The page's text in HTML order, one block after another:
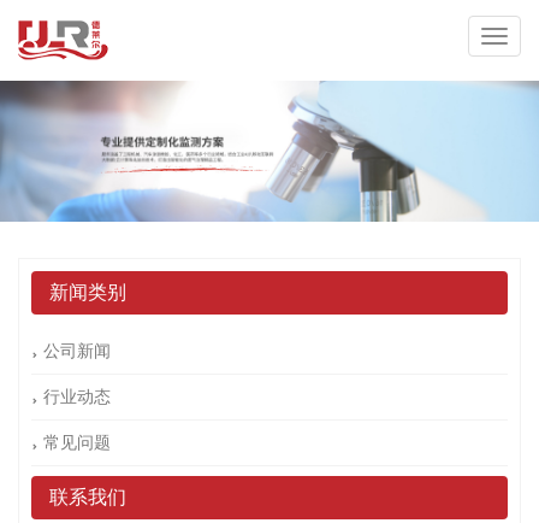
新闻类别
公司新闻
行业动态
常见问题
联系我们